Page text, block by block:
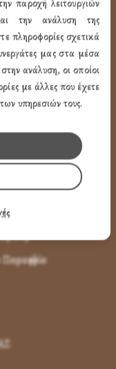
παροχή λειτουργιών
την ανάλυση της
πληροφορίες σχετικά
μας στα μέσα
ανάλυση, οι οποίοι
με άλλες που έχετε
υπηρεσιών τους.